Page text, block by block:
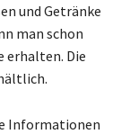
und Getränke
man schon
erhalten. Die
Informationen